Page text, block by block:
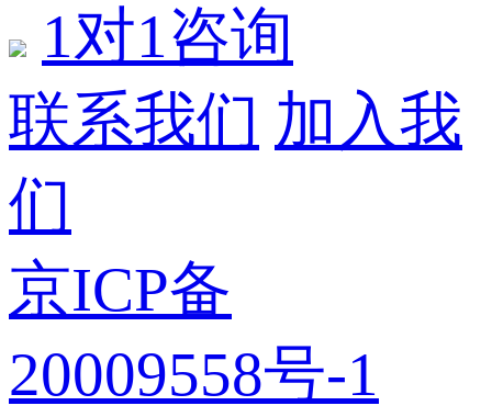
1对1咨询
联系我们 加入我
们
京ICP备
20009558号-1